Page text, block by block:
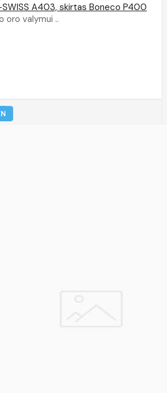
A403, skirtas Boneco P400
oro valymui ..